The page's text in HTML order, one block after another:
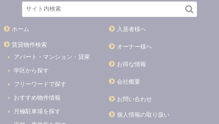
ホーム
賃貸物件検索
アパート・マンション・貸家
学区から探す
フリーワードで探す
おすすめ物件情報
月極駐車場を探す
入居者様へ
オーナー様へ
お得な情報
会社概要
お問い合わせ
個人情報の取り扱い